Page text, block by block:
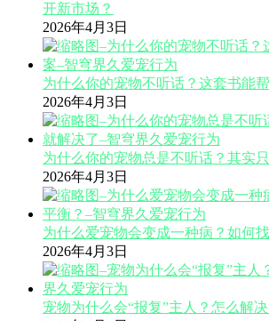
开新市场？
2026年4月3日
为什么你的宠物不听话？这套书能
2026年4月3日
为什么你的宠物总是不听话？其实
2026年4月3日
为什么爱宠物会变成一种病？如何
2026年4月3日
宠物为什么会“报复”主人？怎么解决